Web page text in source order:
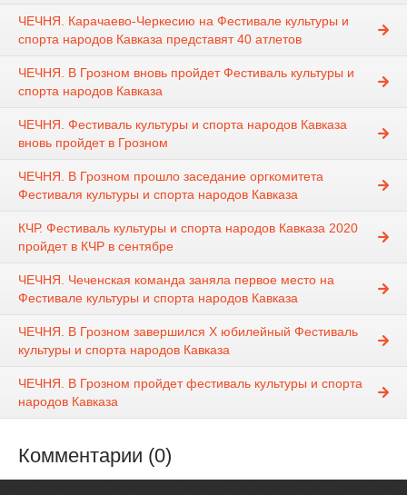
ЧЕЧНЯ. Карачаево-Черкесию на Фестивале культуры и
спорта народов Кавказа представят 40 атлетов
ЧЕЧНЯ. В Грозном вновь пройдет Фестиваль культуры и
спорта народов Кавказа
ЧЕЧНЯ. Фестиваль культуры и спорта народов Кавказа
вновь пройдет в Грозном
ЧЕЧНЯ. В Грозном прошло заседание оргкомитета
Фестиваля культуры и спорта народов Кавказа
КЧР. Фестиваль культуры и спорта народов Кавказа 2020
пройдет в КЧР в сентябре
ЧЕЧНЯ. Чеченская команда заняла первое место на
Фестивале культуры и спорта народов Кавказа
ЧЕЧНЯ. В Грозном завершился X юбилейный Фестиваль
культуры и спорта народов Кавказа
ЧЕЧНЯ. В Грозном пройдет фестиваль культуры и спорта
народов Кавказа
Комментарии (0)